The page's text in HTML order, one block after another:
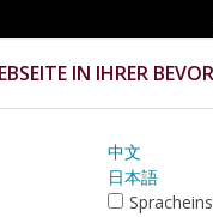
IN IHRER
中文
日本語